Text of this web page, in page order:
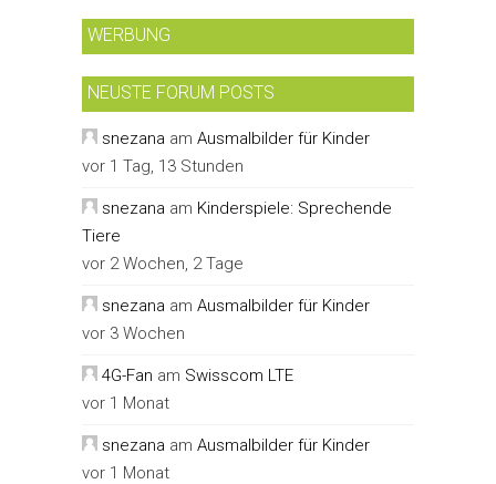
WERBUNG
NEUSTE FORUM POSTS
snezana am Ausmalbilder für Kinder
vor 1 Tag, 13 Stunden
snezana am Kinderspiele: Sprechende
Tiere
vor 2 Wochen, 2 Tage
snezana am Ausmalbilder für Kinder
vor 3 Wochen
4G-Fan am Swisscom LTE
vor 1 Monat
snezana am Ausmalbilder für Kinder
vor 1 Monat